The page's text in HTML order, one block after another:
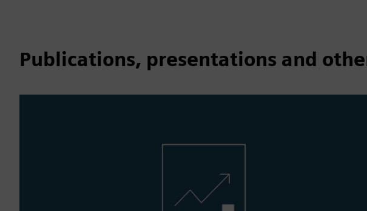
Publications, presentations and